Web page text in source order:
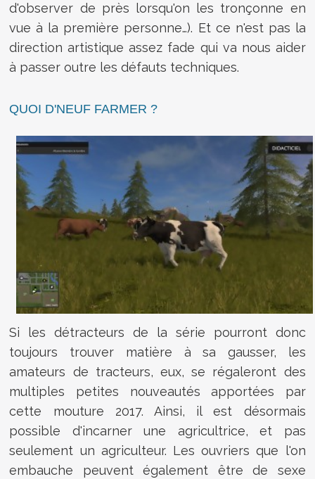
d'observer de près lorsqu'on les tronçonne en
vue à la première personne…). Et ce n'est pas la
direction artistique assez fade qui va nous aider
à passer outre les défauts techniques.
QUOI D'NEUF FARMER ?
Si les détracteurs de la série pourront donc
toujours trouver matière à sa gausser, les
amateurs de tracteurs, eux, se régaleront des
multiples petites nouveautés apportées par
cette mouture 2017. Ainsi, il est désormais
possible d'incarner une agricultrice, et pas
seulement un agriculteur. Les ouvriers que l'on
embauche peuvent également être de sexe